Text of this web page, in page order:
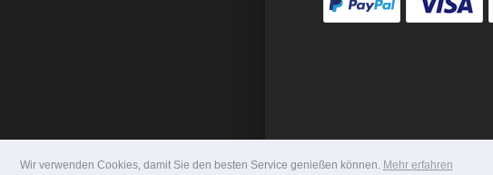
Wir verwenden Cookies, damit Sie den besten Service genießen können. Mehr erfahren